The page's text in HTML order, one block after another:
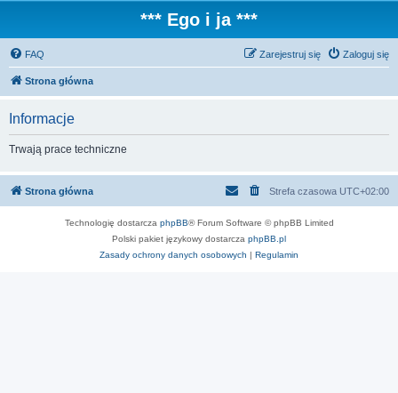
*** Ego i ja ***
FAQ Zaloguj się
Zarejestruj się
Strona główna
Informacje
Trwają prace techniczne
Strona główna Strefa czasowa UTC+02:00
Technologię dostarcza phpBB® Forum Software © phpBB Limited
Polski pakiet językowy dostarcza phpBB.pl
Zasady ochrony danych osobowych | Regulamin